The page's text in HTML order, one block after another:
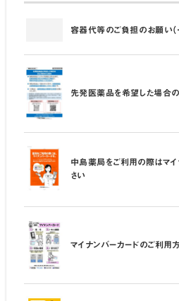
容器代等のご負担のお願い（
先発医薬品を希望した場合
中島薬局をご利用の際はマイ
さい
マイナンバーカードのご利用